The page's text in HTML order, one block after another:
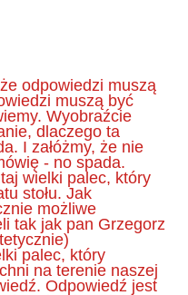
odpowiedzi muszą
muszą być
Wyobraźcie
dlaczego ta
I załóżmy, że nie
- no spada.
wielki palec, który
stołu. Jak
możliwe
tak jak pan Grzegorz
palec, który
na terenie naszej
Odpowiedź jest